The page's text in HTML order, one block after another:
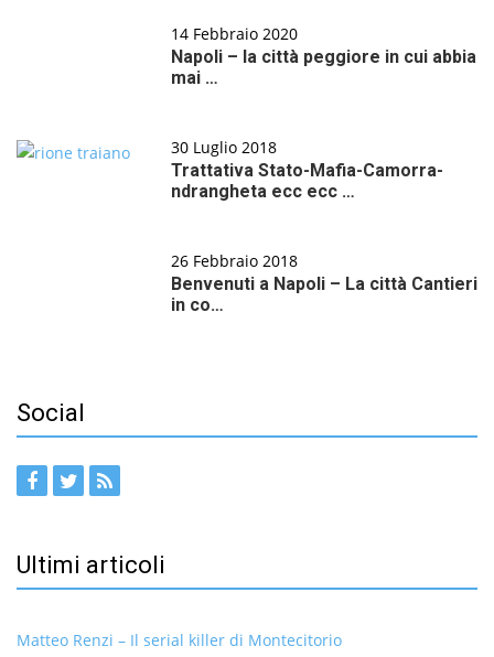
14 Febbraio 2020
Napoli – la città peggiore in cui abbia
mai …
30 Luglio 2018
Trattativa Stato-Mafia-Camorra-
ndrangheta ecc ecc …
26 Febbraio 2018
Benvenuti a Napoli – La città Cantieri
in co…
Social
Ultimi articoli
Matteo Renzi – Il serial killer di Montecitorio